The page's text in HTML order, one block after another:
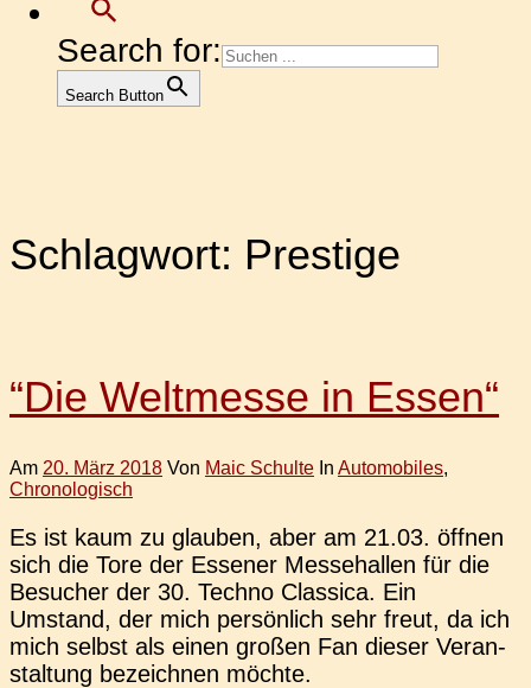
Search for:
Search Button
Schlagwort: Prestige
“Die Weltmesse in Essen“
Am 20. März 2018 Von Maic Schulte In Automobiles,
Chronologisch
Es ist kaum zu glau­ben, aber am 21.03. öffnen
sich die Tore der Esse­ner Mes­se­hal­len für die
Besu­cher der 30. Techno Clas­si­ca. Ein
Umstand, der mich per­sön­lich sehr freut, da ich
mich selbst als einen großen Fan dieser Ver­an­
stal­tung bezeich­nen möchte.